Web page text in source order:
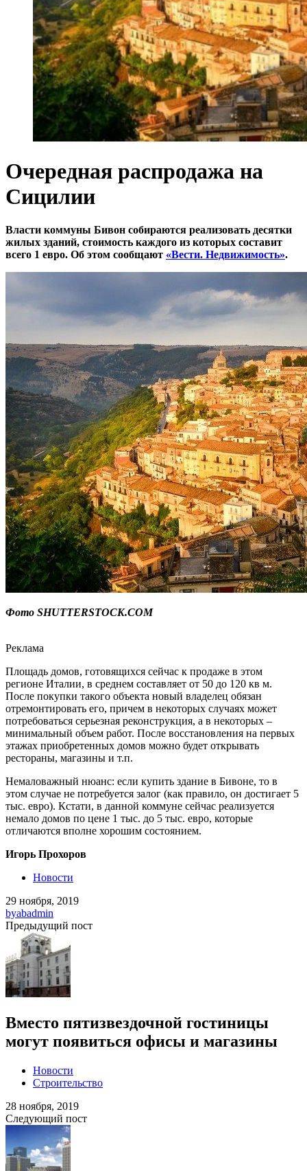
Очередная распродажа на
Сицилии
Власти коммуны Бивон собираются реализовать десятки
жилых зданий, стоимость каждого из которых составит
всего 1 евро. Об этом сообщают «Вести. Недвижимость».
Фото SHUTTERSTOCK.COM
Реклама
Площадь домов, готовящихся сейчас к продаже в этом
регионе Италии, в среднем составляет от 50 до 120 кв м.
После покупки такого объекта новый владелец обязан
отремонтировать его, причем в некоторых случаях может
потребоваться серьезная реконструкция, а в некоторых –
минимальный объем работ. После восстановления на первых
этажах приобретенных домов можно будет открывать
рестораны, магазины и т.п.
Немаловажный нюанс: если купить здание в Бивоне, то в
этом случае не потребуется залог (как правило, он достигает 5
тыс. евро). Кстати, в данной коммуне сейчас реализуется
немало домов по цене 1 тыс. до 5 тыс. евро, которые
отличаются вполне хорошим состоянием.
Игорь Прохоров
Новости
29 ноября, 2019
byabadmin
Предыдущий пост
Вместо пятизвездочной гостиницы
могут появиться офисы и магазины
Новости
Строительство
28 ноября, 2019
Следующий пост